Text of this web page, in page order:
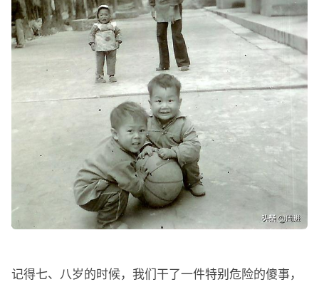
记得七、八岁的时候，我们干了一件特别危险的傻事，